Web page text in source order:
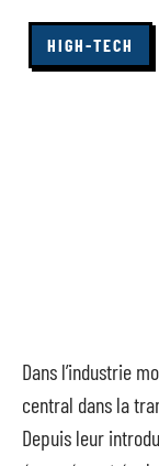
HIGH-TECH
Dans l’industrie
central dans la
Depuis leur